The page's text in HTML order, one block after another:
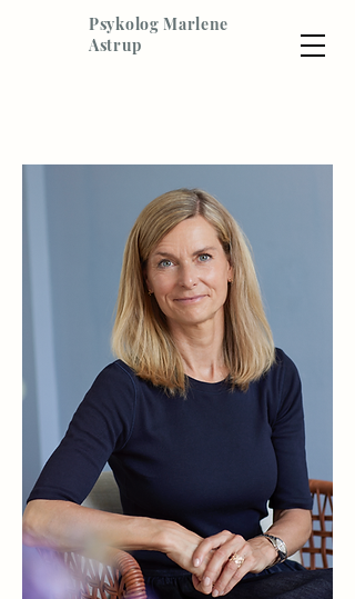
Psykolog Marlene
Astrup